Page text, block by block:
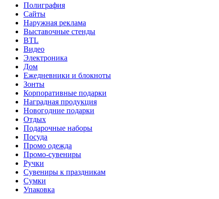
Полиграфия
Сайты
Наружная реклама
Выставочные стенды
BTL
Видео
Электроника
Дом
Ежедневники и блокноты
Зонты
Корпоративные подарки
Наградная продукция
Новогодние подарки
Отдых
Подарочные наборы
Посуда
Промо одежда
Промо-сувениры
Ручки
Сувениры к праздникам
Сумки
Упаковка